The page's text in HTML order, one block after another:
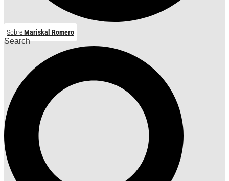
SobreMariskal Romero
Search